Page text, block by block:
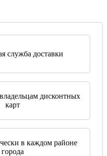
служба доставки
дисконтных
карт
в каждом районе
города